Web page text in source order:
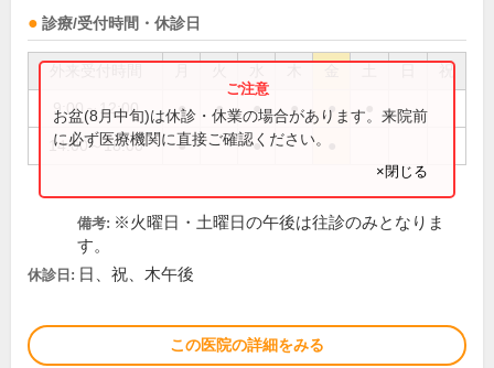
診療/受付時間・休診日
祝
9:00～12:00 ● ● ● ● ●
14:00～18:00 ● ●
お盆(8月中旬)は休診・休業の場合があります。来院前
に必ず医療機関に直接ご確認ください。
×閉じる
備考: ※火曜日・土曜日の午後は往診のみとなりま
す。
休診日: 日、祝、木午後
この医院の詳細をみる